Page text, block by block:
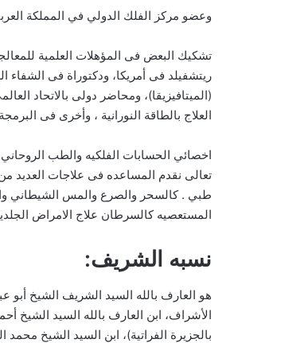
وعضو مركز الفلك الدولي في المملكة العربية السعودية عام
تشكيك البعض فى المؤهلات العلمية
ريتشفيلد فى أمريكا، ودكتوراة فى
(الميتافيزيقا)، ومحاضر دولى بالاتحاد
العلاج بالطاقة النورانية ، وأخرى فى
اخصائي الحسابات الفلكيه والطب الروحاني
تعالى نقدم المساعده فى علاجات العديد
طبي . كالسحر والصرع والمس الشيطاني
المستعصيه كالسرطان علاج الامراض
نسبه الشريف:
هو العارف بالله السيد الشريف الشيخ أبو
الأشراف، ابن العارف بالله السيد الشيخ
بالجزيرة الفراتية)، ابن السيد الشيخ